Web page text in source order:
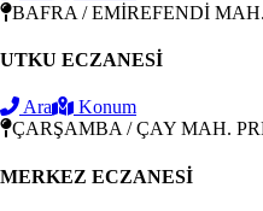
BAFRA / EMİREFENDİ
UTKU ECZANESİ
Ara
Konum
ÇARŞAMBA / ÇAY MAH.
MERKEZ ECZANESİ